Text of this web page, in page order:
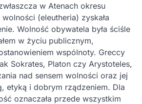
w Atenach okresu
(eleutheria) zyskała
Wolność obywatela była ściśle
w życiu publicznym,
wspólnoty. Greccy
Sokrates, Platon czy Arystoteles,
nad sensem wolności oraz jej
etyką i dobrym rządzeniem. Dla
oznaczała przede wszystkim